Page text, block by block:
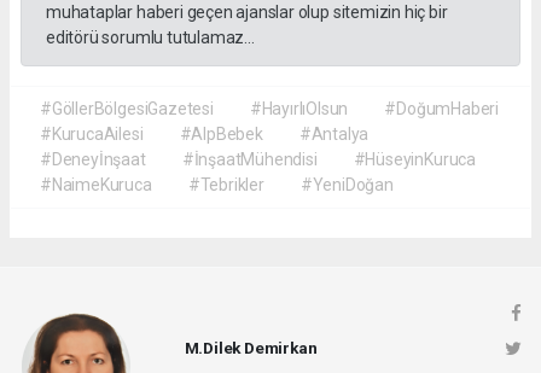
muhataplar haberi geçen ajanslar olup sitemizin hiç bir
editörü sorumlu tutulamaz...
#GöllerBölgesiGazetesi #HayırlıOlsun
#DoğumHaberi
#KurucaAilesi
#AlpBebek
#Antalya
#Deneyİnşaat
#İnşaatMühendisi
#HüseyinKuruca
#NaimeKuruca
#Tebrikler #YeniDoğan
M.Dilek Demirkan